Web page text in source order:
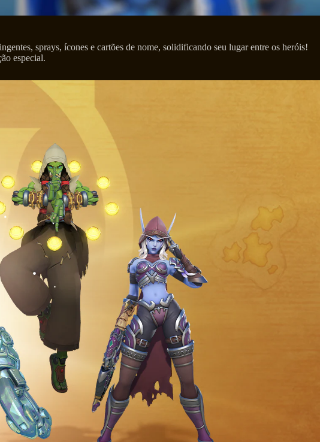
sprays, ícones e cartões de nome, solidificando seu lugar entre os heróis!
especial.